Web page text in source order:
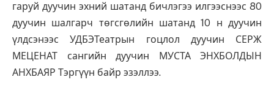
гаруй дуучин эхний шатанд бичлэгээ илгээснээс 80
дуучин шалгарч төгсгөлийн шатанд 10 н дуучин
үлдсэнээс УДБЭТеатрын гоцлол дуучин СЕРЖ
МЕЦЕНАТ сангийн дуучин МУСТА ЭНХБОЛДЫН
АНХБАЯР Тэргүүн байр эзэллээ.